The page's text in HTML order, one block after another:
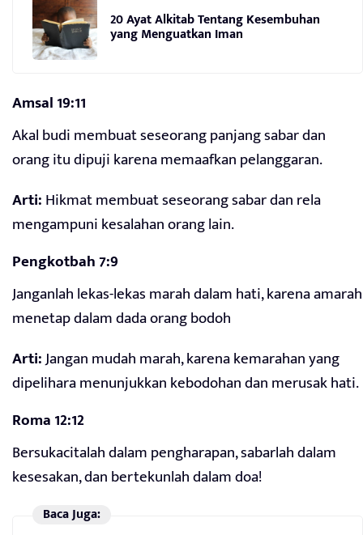
20 Ayat Alkitab Tentang Kesembuhan
yang Menguatkan Iman
Amsal 19:11
Akal budi membuat seseorang panjang sabar dan
orang itu dipuji karena memaafkan pelanggaran.
Arti:Hikmat membuat seseorang sabar dan rela
mengampuni kesalahan orang lain.
Pengkotbah 7:9
Janganlah lekas-lekas marah dalam hati, karena amarah
menetap dalam dada orang bodoh
Arti:Jangan mudah marah, karena kemarahan yang
dipelihara menunjukkan kebodohan dan merusak hati.
Roma 12:12
Bersukacitalah dalam pengharapan, sabarlah dalam
kesesakan, dan bertekunlah dalam doa!
Baca Juga: